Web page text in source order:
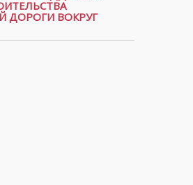
ДОРОГИ ВОКРУГ